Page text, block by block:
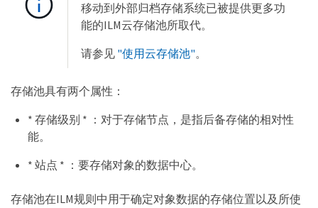
移动到外部归档存储系统已被提供更多功
能的ILM云存储池所取代。
请参见 "使用云存储池"。
存储池具有两个属性：
* 存储级别 * ：对于存储节点，是指后备存储的相对性
能。
* 站点 * ：要存储对象的数据中心。
存储池在ILM规则中用于确定对象数据的存储位置以及所使